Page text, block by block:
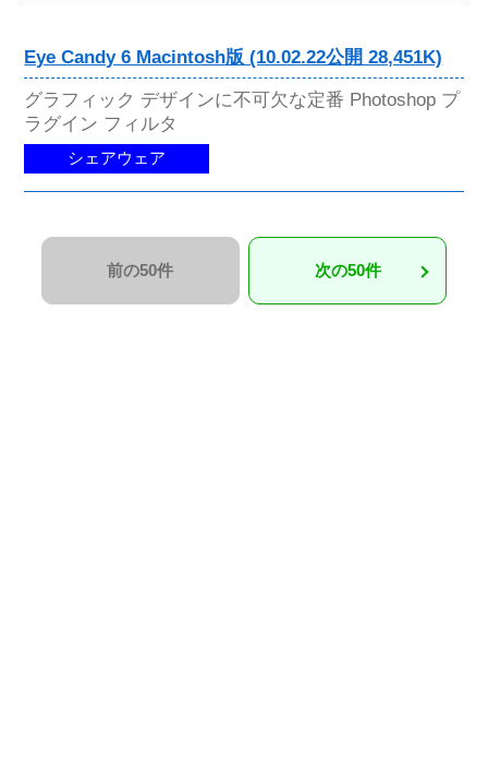
Eye Candy 6 Macintosh版 (10.02.22公開 28,451K)
グラフィック デザインに不可欠な定番 Photoshop プ
ラグイン フィルタ
シェアウェア
前の50件 次の50件